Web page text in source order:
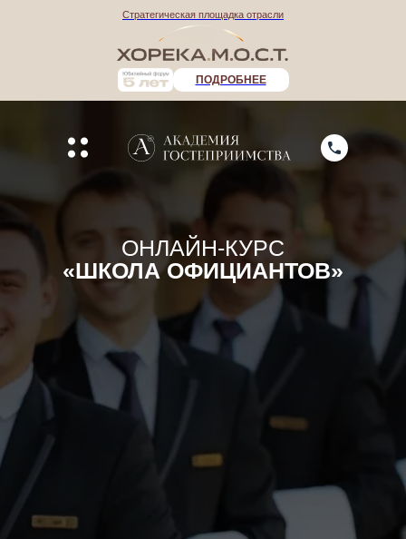
Стратегическая площадка отрасли
ПОДРОБНЕЕ
ОНЛАЙН-КУРС
«ШКОЛА ОФИЦИАНТОВ»